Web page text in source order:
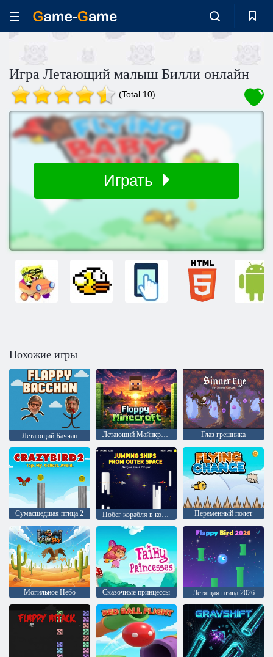
Игра Летающий малыш Билли онлайн
(Total 10)
Играть
Похожие игры
Летающий Баччан Летающий Майнкрафт Глаз грешника
Сумасшедшая птица 2 Побег корабля в космосе Переменный полет
Могильное Небо Сказочные принцессы Летящая птица 2026